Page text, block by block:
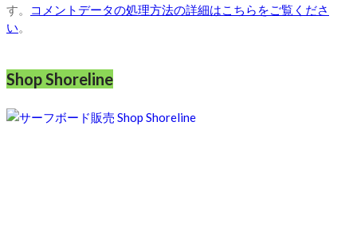
す。
コメントデータの処理方法の詳細はこちらをご覧くださ
い。
Shop Shoreline